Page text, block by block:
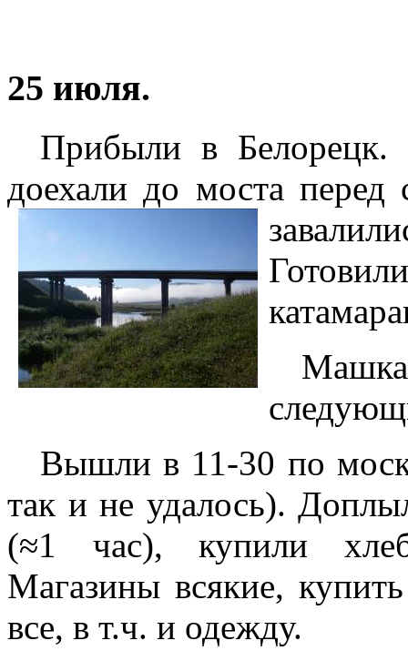
25 июля.
Прибыли в Белорецк.
доехали до моста
Вышли в 11-30 по
так и не удалось).
(≈1 час), купили
Магазины всякие,
все, в т.ч. и одежду.